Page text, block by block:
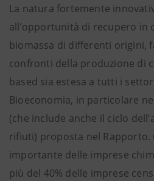
La natura fortemente
all’opportunità di recupero in
biomassa di differenti origini,
confronti della produzione di
based sia estesa a tutti i
Bioeconomia, in particolare
(che include anche il ciclo
rifiuti) proposta nel Rapporto.
importante delle imprese
più del 40% delle imprese